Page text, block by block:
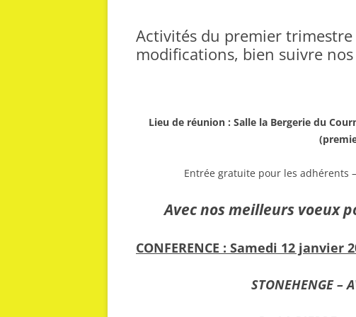
Activités du premier trimestre
modifications, bien suivre
Lieu de réunion : Salle la Bergerie du
Entrée gratuite pour les adhérents
Avec nos meilleurs voeux
CONFERENCE : Samedi 12 janvier
STONEHENGE –